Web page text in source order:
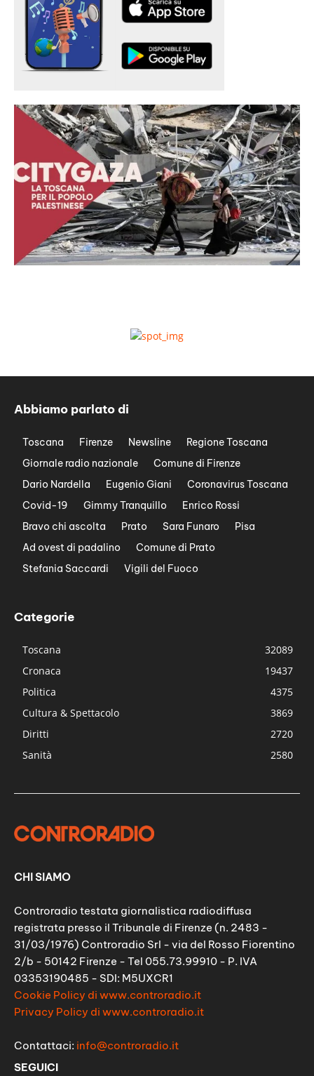
Abbiamo parlato di
Toscana Firenze Newsline
Regione Toscana
Giornale radio nazionale
Comune di Firenze
Dario Nardella
Eugenio Giani
Coronavirus Toscana
Covid-19
Gimmy Tranquillo
Enrico Rossi
Bravo chi ascolta
Prato Sara Funaro
Pisa
Ad ovest di padalino
Comune di Prato
Stefania Saccardi
Vigili del Fuoco
Categorie
Toscana
32089
Cronaca
19437
Politica
4375
Cultura & Spettacolo
3869
Diritti
2720
Sanità
2580
CHI SIAMO
Controradio testata giornalistica radiodiffusa
registrata presso il Tribunale di Firenze (n. 2483 -
31/03/1976) Controradio Srl - via del Rosso Fiorentino
2/b - 50142 Firenze - Tel 055.73.99910 - P. IVA
03353190485 - SDI: M5UXCR1
Cookie Policy di www.controradio.it
Privacy Policy di www.controradio.it
Contattaci: info@controradio.it
SEGUICI